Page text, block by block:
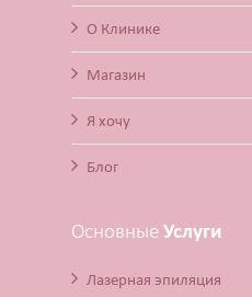
О Клинике
Магазин
Я хочу
Блог
Основные Услуги
Лазерная эпиляция